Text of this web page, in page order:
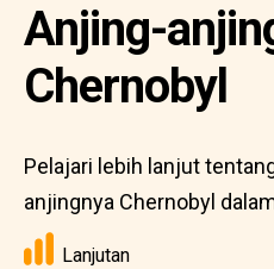
Anjing-
Chernobyl
Pelajari lebih lanjut
anjingnya Chernobyl
Lanjutan